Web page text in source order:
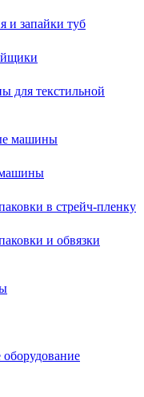
запайки туб
для текстильной
машины
в стрейч-пленку
и обвязки